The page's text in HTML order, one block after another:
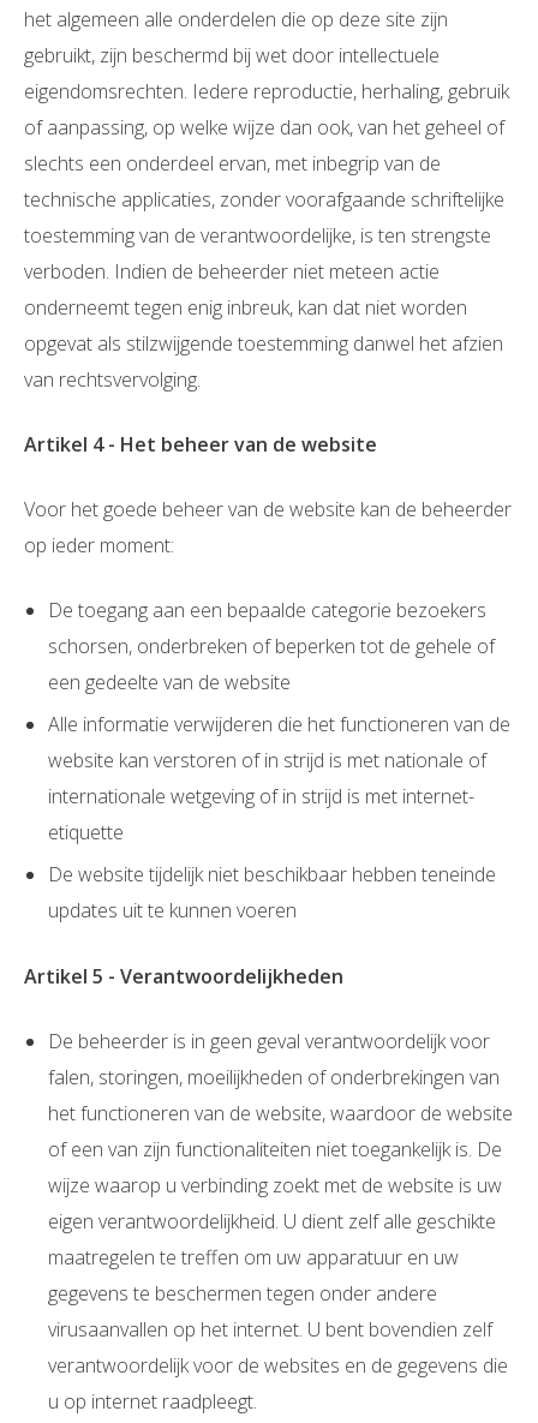
het algemeen alle onderdelen die op deze site zijn
gebruikt, zijn beschermd bij wet door intellectuele
eigendomsrechten. Iedere reproductie, herhaling, gebruik
of aanpassing, op welke wijze dan ook, van het geheel of
slechts een onderdeel ervan, met inbegrip van de
technische applicaties, zonder voorafgaande schriftelijke
toestemming van de verantwoordelijke, is ten strengste
verboden. Indien de beheerder niet meteen actie
onderneemt tegen enig inbreuk, kan dat niet worden
opgevat als stilzwijgende toestemming danwel het afzien
van rechtsvervolging.
Artikel 4 - Het beheer van de website
Voor het goede beheer van de website kan de beheerder
op ieder moment:
De toegang aan een bepaalde categorie bezoekers
schorsen, onderbreken of beperken tot de gehele of
een gedeelte van de website
Alle informatie verwijderen die het functioneren van de
website kan verstoren of in strijd is met nationale of
internationale wetgeving of in strijd is met internet-
etiquette
De website tijdelijk niet beschikbaar hebben teneinde
updates uit te kunnen voeren
Artikel 5 - Verantwoordelijkheden
De beheerder is in geen geval verantwoordelijk voor
falen, storingen, moeilijkheden of onderbrekingen van
het functioneren van de website, waardoor de website
of een van zijn functionaliteiten niet toegankelijk is. De
wijze waarop u verbinding zoekt met de website is uw
eigen verantwoordelijkheid. U dient zelf alle geschikte
maatregelen te treffen om uw apparatuur en uw
gegevens te beschermen tegen onder andere
virusaanvallen op het internet. U bent bovendien zelf
verantwoordelijk voor de websites en de gegevens die
u op internet raadpleegt.